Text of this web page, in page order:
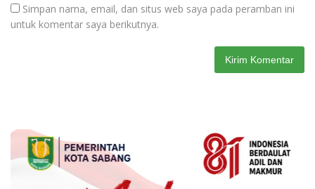
Simpan nama, email, dan situs web saya pada peramban ini
untuk komentar saya berikutnya.